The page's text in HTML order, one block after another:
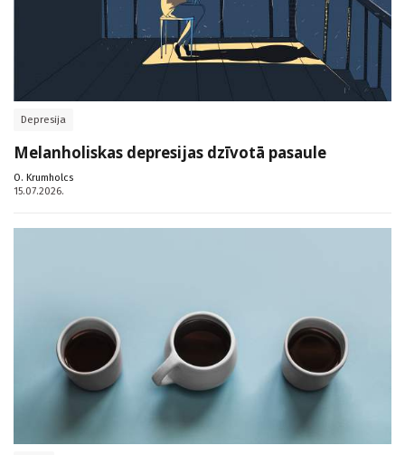
Depresija
Melanholiskas depresijas dzīvotā pasaule
O. Krumholcs
15.07.2026.